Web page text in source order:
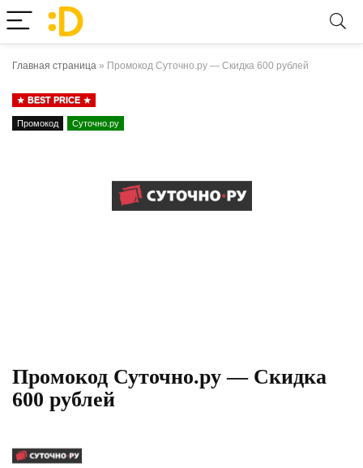
Главная страница » Промокод Суточно.ру — Скидка 600 рублей
BEST PRICE
Промокод Суточно.ру
Промокод Суточно.ру — Скидка
600 рублей